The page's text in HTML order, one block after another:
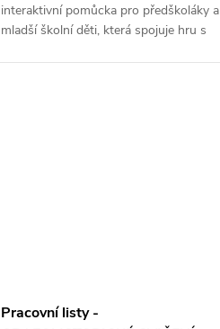
interaktivní pomůcka pro předškoláky a
mladší školní děti, která spojuje hru s
Pracovní listy -